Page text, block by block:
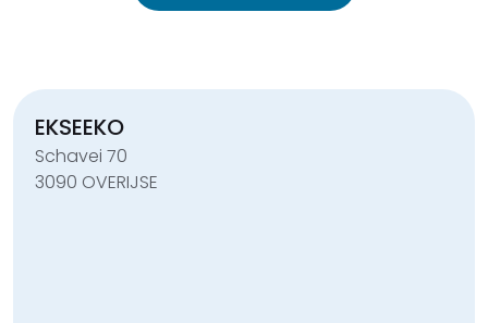
EKSEEKO
Schavei 70
3090 OVERIJSE